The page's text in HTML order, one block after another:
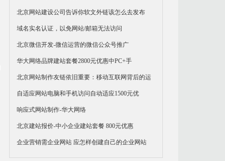
北京网站建设公司告诉你软文外链该怎么去发布
域名实名认证，以免网站/邮箱无法访问
北京微信开发-微信运营的微信公众号推广
华大网络品牌建站套餐2800元优惠中PC+手
北京网站制作友链依旧重要：移动互联网背后的运
自适应网站电脑和手机访问自动适应1500元优
响应式网站制作-华大网络
北京建站报价-中小企业建站套餐 800元优惠
企业营销需企业网站 应怎样创建自己的企业网站